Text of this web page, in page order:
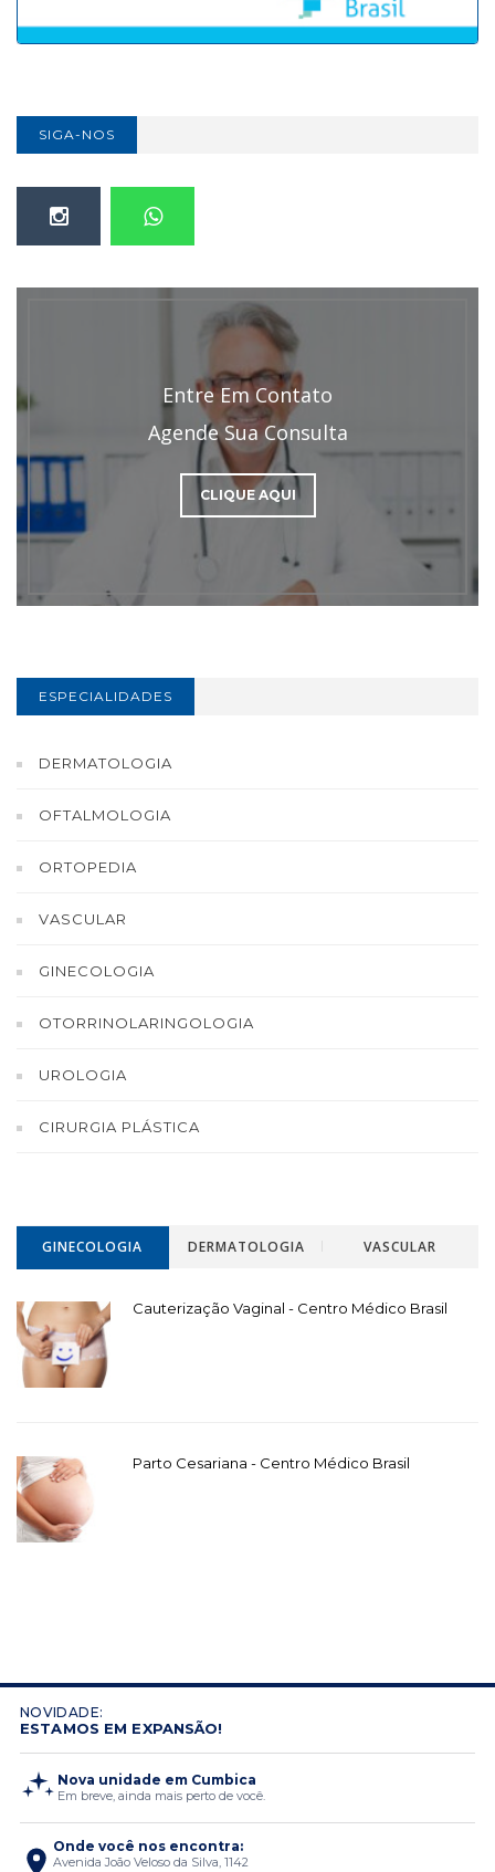
SIGA-NOS
Entre Em Contato
Agende Sua Consulta
CLIQUE AQUI
ESPECIALIDADES
DERMATOLOGIA
OFTALMOLOGIA
ORTOPEDIA
VASCULAR
GINECOLOGIA
OTORRINOLARINGOLOGIA
UROLOGIA
CIRURGIA PLÁSTICA
GINECOLOGIA DERMATOLOGIA VASCULAR
Cauterização Vaginal - Centro Médico Brasil
Parto Cesariana - Centro Médico Brasil
NOVIDADE:
ESTAMOS EM EXPANSÃO!
Nova unidade em Cumbica
Em breve, ainda mais perto de você.
Onde você nos encontra:
Avenida João Veloso da Silva, 1142